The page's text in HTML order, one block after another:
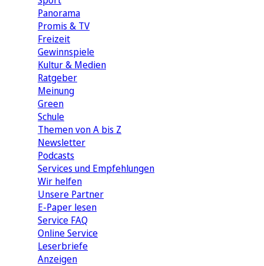
Panorama
Promis & TV
Freizeit
Gewinnspiele
Kultur & Medien
Ratgeber
Meinung
Green
Schule
Themen von A bis Z
Newsletter
Podcasts
Services und Empfehlungen
Wir helfen
Unsere Partner
E-Paper lesen
Service FAQ
Online Service
Leserbriefe
Anzeigen